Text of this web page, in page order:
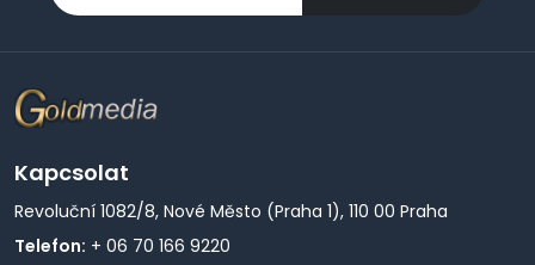
Kapcsolat
Revoluční 1082/8, Nové Město (Praha 1), 110 00 Praha
Telefon: + 06 70 166 9220